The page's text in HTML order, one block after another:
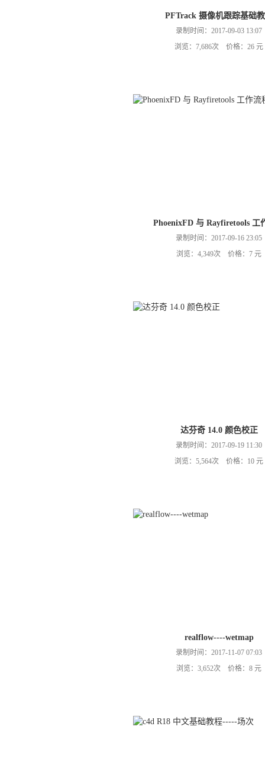
PFTrack 摄像机跟踪基础
录制时间：2017-09-03 13:07
浏览：7,686次 价格：26 元
PhoenixFD 与 Rayfiretools 工
录制时间：2017-09-16 23:05
浏览：4,349次 价格：7 元
达芬奇 14.0 颜色校正
录制时间：2017-09-19 11:30
浏览：5,564次 价格：10 元
realflow----wetmap
录制时间：2017-11-07 07:03
浏览：3,652次 价格：8 元